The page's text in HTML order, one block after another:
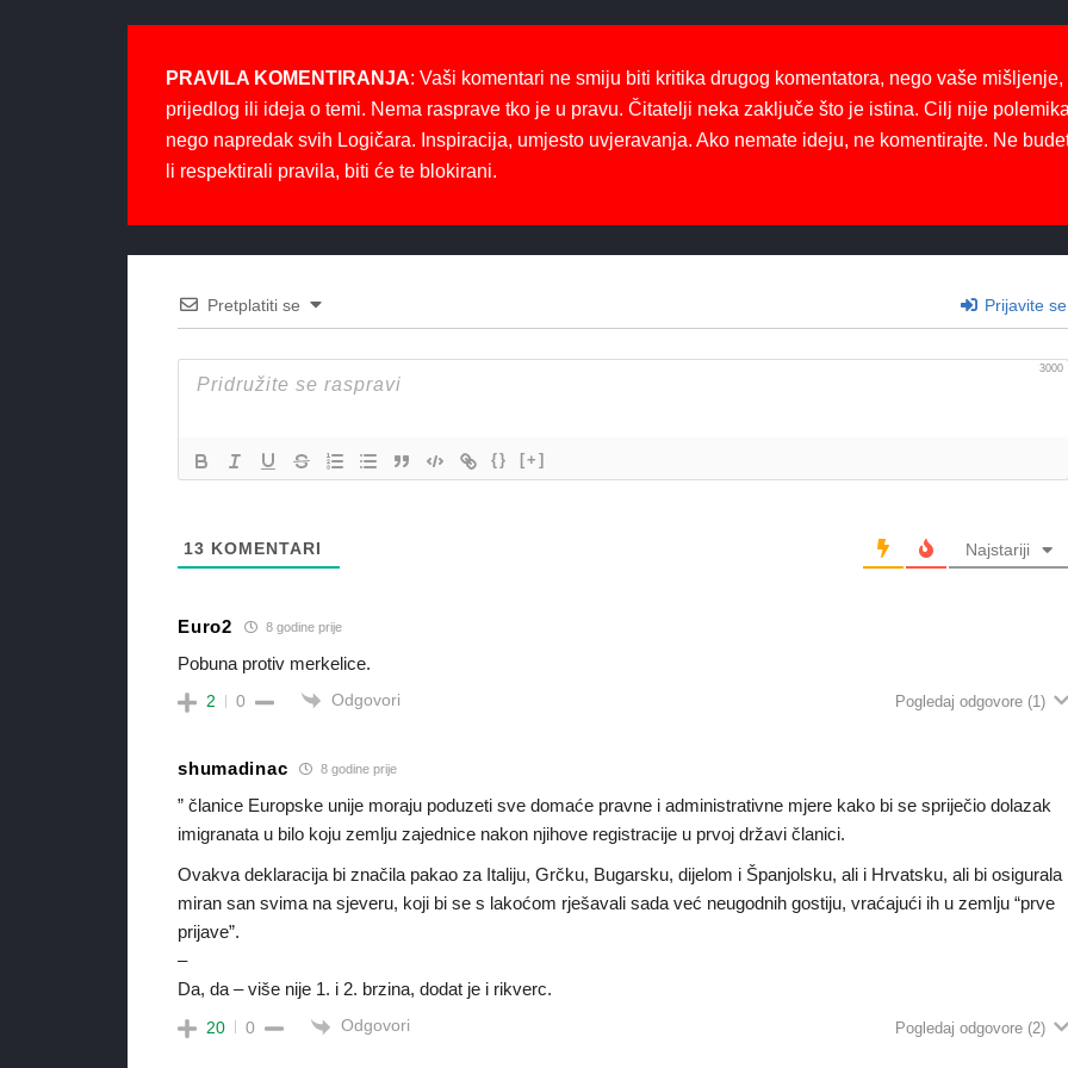
PRAVILA KOMENTIRANJA: Vaši komentari ne smiju biti kritika drugog komentatora, nego vaše mišljenje,
prijedlog ili ideja o temi. Nema rasprave tko je u pravu. Čitatelji neka zaključe što je istina. Cilj nije
nego napredak svih Logičara. Inspiracija, umjesto uvjeravanja. Ako nemate ideju, ne komentirajte. Ne
li respektirali pravila, biti će te blokirani.
Pretplatiti se Prijavite se
3000
{} [+]
13 KOMENTARI Najstariji
Euro2 8 godine prije
Pobuna protiv merkelice.
2 0 Odgovori Pogledaj odgovore (1)
shumadinac 8 godine prije
” članice Europske unije moraju poduzeti sve domaće pravne i administrativne mjere kako bi se spriječio dolazak
imigranata u bilo koju zemlju zajednice nakon njihove registracije u prvoj državi članici.
Ovakva deklaracija bi značila pakao za Italiju, Grčku, Bugarsku, dijelom i Španjolsku, ali i Hrvatsku, ali bi osigurala
miran san svima na sjeveru, koji bi se s lakoćom rješavali sada već neugodnih gostiju, vraćajući ih u zemlju “prve
prijave”.
–
Da, da – više nije 1. i 2. brzina, dodat je i rikverc.
20 0 Odgovori Pogledaj odgovore (2)